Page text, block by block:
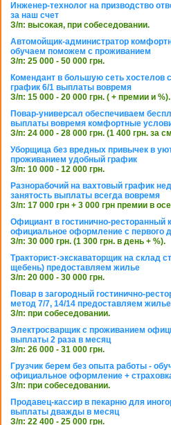
Инженер-технолог на призводство
за наш счет
З/п: высокая, при собеседовании.
Автомойщик-администратор
обучаем поможем с проживанием
З/п: 25 000 - 50 000 грн.
Комендант в большую сеть хостелов
график 6/1 выплаты вовремя
З/п: 15 000 - 20 000 грн. ( + премии и %).
Повар-универсал обеспечиваем
выплаты вовремя комфортные
З/п: 24 000 - 28 000 грн. (1 400 грн. за
Уборщица без вредных привычек в
проживанием удобный график
З/п: 10 000 - 12 000 грн.
Разнорабочий на вахтовый график
занятость выплаты всегда вовремя
З/п: 17 000 грн + 3 000 грн премии в
Официант в гостинично-ресторанный
официальное оформление с первого
З/п: 30 000 грн. (1 300 грн. в день + %).
Тракторист-экскаваторщик на склад
щебень) предоставляем жилье
З/п: 20 000 - 30 000 грн.
Повар в загородный гостинично-
метод 7/7, 14/14 предоставляем жилье
З/п: при собеседовании.
Электросварщик с проживанием
выплаты 2 раза в месяц
З/п: 26 000 - 31 000 грн.
Грузчик берем без опыта работы -
официальное оформление +
З/п: при собеседовании.
Продавец-кассир в пекарню для
выплаты дважды в месяц
З/п: 22 400 - 25 000 грн.